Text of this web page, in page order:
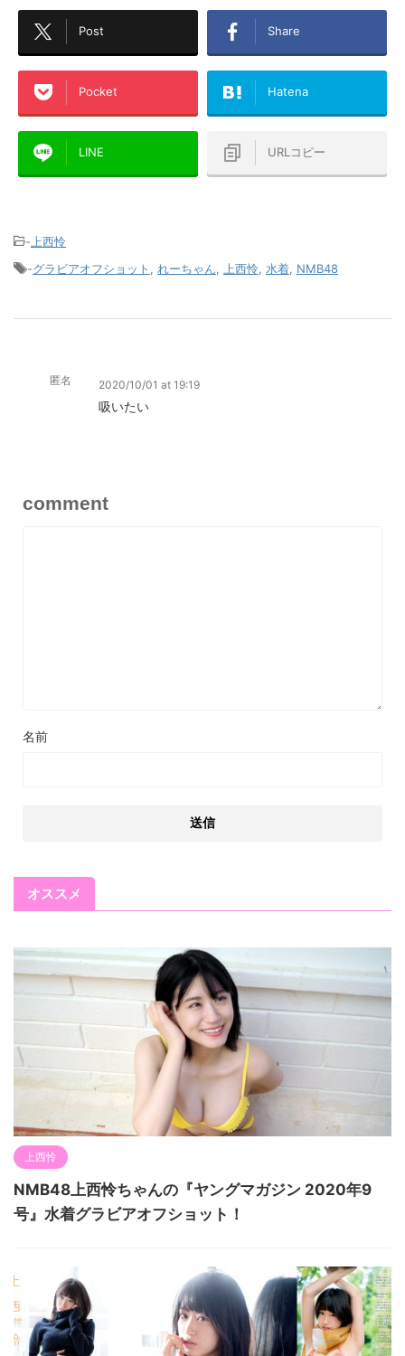
Post Share
Pocket Hatena
LINE URLコピー
- 上西怜
-グラビアオフショット れーちゃん 上西怜 水着 NMB48
匿名 2020/10/01 at 19:19
吸いたい
comment
名前
オススメ
上西怜
NMB48上西怜ちゃんの『ヤングマガジン 2020年9
号』水着グラビアオフショット！